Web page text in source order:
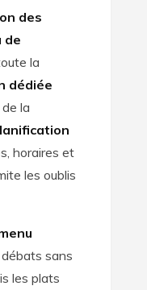
des
de
la
dédiée
la
horaires et
les oublis
sans
les plats